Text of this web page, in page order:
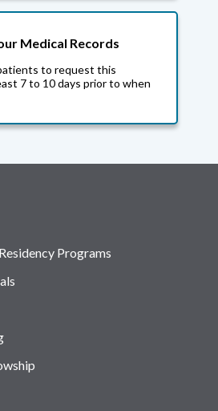
Medical Records
to request this
7 to 10 days prior to when
Programs